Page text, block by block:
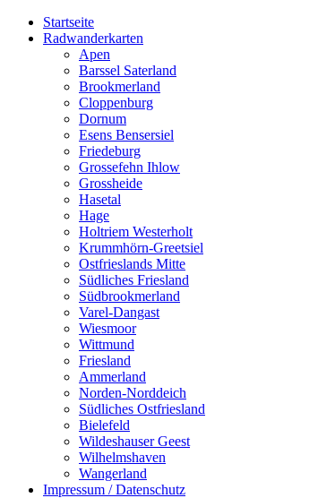
Startseite
Radwanderkarten
Apen
Barssel Saterland
Brookmerland
Cloppenburg
Dornum
Esens Bensersiel
Friedeburg
Grossefehn Ihlow
Grossheide
Hasetal
Hage
Holtriem Westerholt
Krummhörn-Greetsiel
Ostfrieslands Mitte
Südliches Friesland
Südbrookmerland
Varel-Dangast
Wiesmoor
Wittmund
Friesland
Ammerland
Norden-Norddeich
Südliches Ostfriesland
Bielefeld
Wildeshauser Geest
Wilhelmshaven
Wangerland
Impressum / Datenschutz